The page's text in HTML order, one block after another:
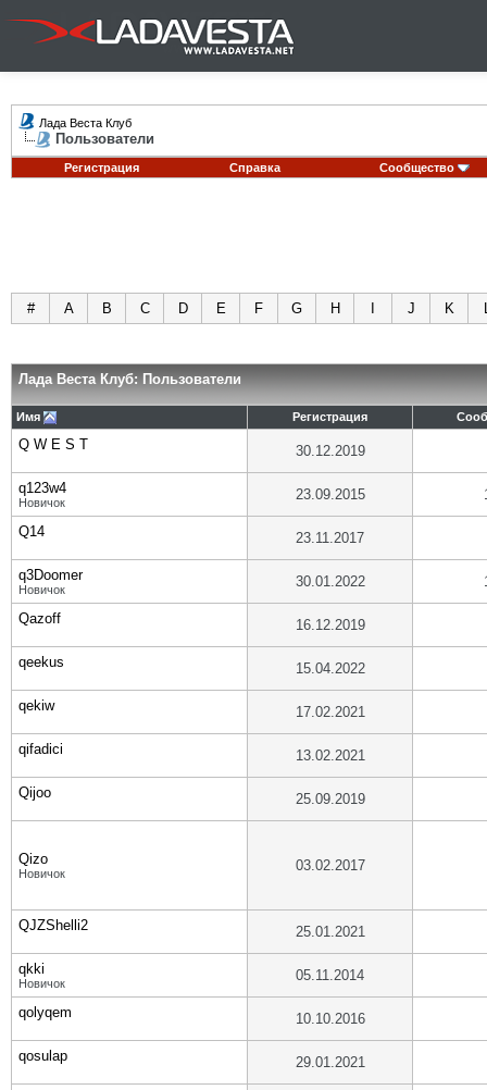
Лада Веста Клуб
Пользователи
Регистрация Справка Сообщество
# A B C D E F G H J K
Лада Веста Клуб: Пользователи
Имя Регистрация
Q W E S T 30.12.2019
q123w4
Новичок 23.09.2015
Q14 23.11.2017
q3Doomer
Новичок 30.01.2022
Qazoff 16.12.2019
qeekus 15.04.2022
qekiw 17.02.2021
qifadici 13.02.2021
Qijoo 25.09.2019
Qizo
Новичок 03.02.2017
QJZShelli2 25.01.2021
qkki
Новичок 05.11.2014
qolyqem 10.10.2016
qosulap 29.01.2021